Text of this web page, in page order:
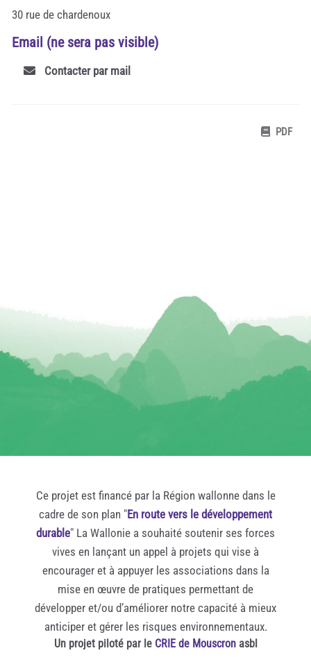
30 rue de chardenoux
Email (ne sera pas visible)
Contacter par mail
PDF
Ce projet est financé par la Région wallonne dans le
cadre de son plan "En route vers le développement
durable" La Wallonie a souhaité soutenir ses forces
vives en lançant un appel à projets qui vise à
encourager et à appuyer les associations dans la
mise en œuvre de pratiques permettant de
développer et/ou d’améliorer notre capacité à mieux
anticiper et gérer les risques environnementaux.
Un projet piloté par le CRIE de Mouscronasbl